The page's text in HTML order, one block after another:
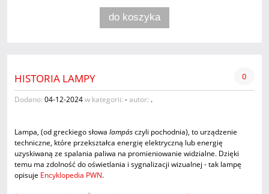
do koszyka
HISTORIA LAMPY 0
Dodano: 04-12-2024w kategorii: -autor: .
Lampa, (od greckiego słowa lampásczyli pochodnia), to urządzenie
techniczne, które przekształca energię elektryczną lub energię
uzyskiwaną ze spalania paliwa na promieniowanie widzialne. Dzięki
temu ma zdolność do oświetlania i sygnalizacji wizualnej - tak lampę
opisuje Encyklopedia PWN.